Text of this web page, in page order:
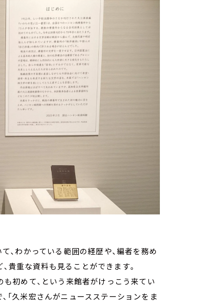
、わかっている範囲の経歴や、編者を務め
貴重な資料も見ることができます。
も初めて、という来館者がけっこう来てい
「久米宏さんがニュースステーションをま